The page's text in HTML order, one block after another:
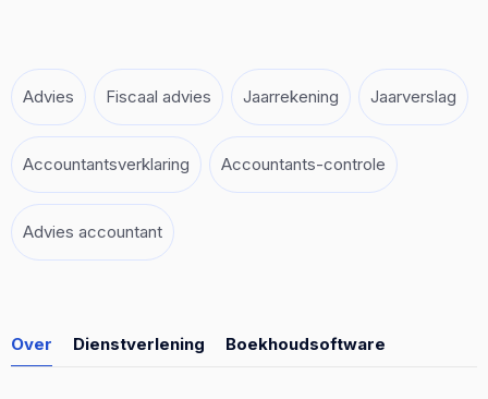
Advies Fiscaal advies Jaarrekening Jaarverslag
Accountantsverklaring Accountants-controle
Advies accountant
Over Dienstverlening Boekhoudsoftware